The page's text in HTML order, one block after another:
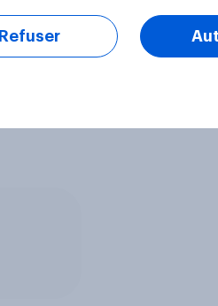
Refuser